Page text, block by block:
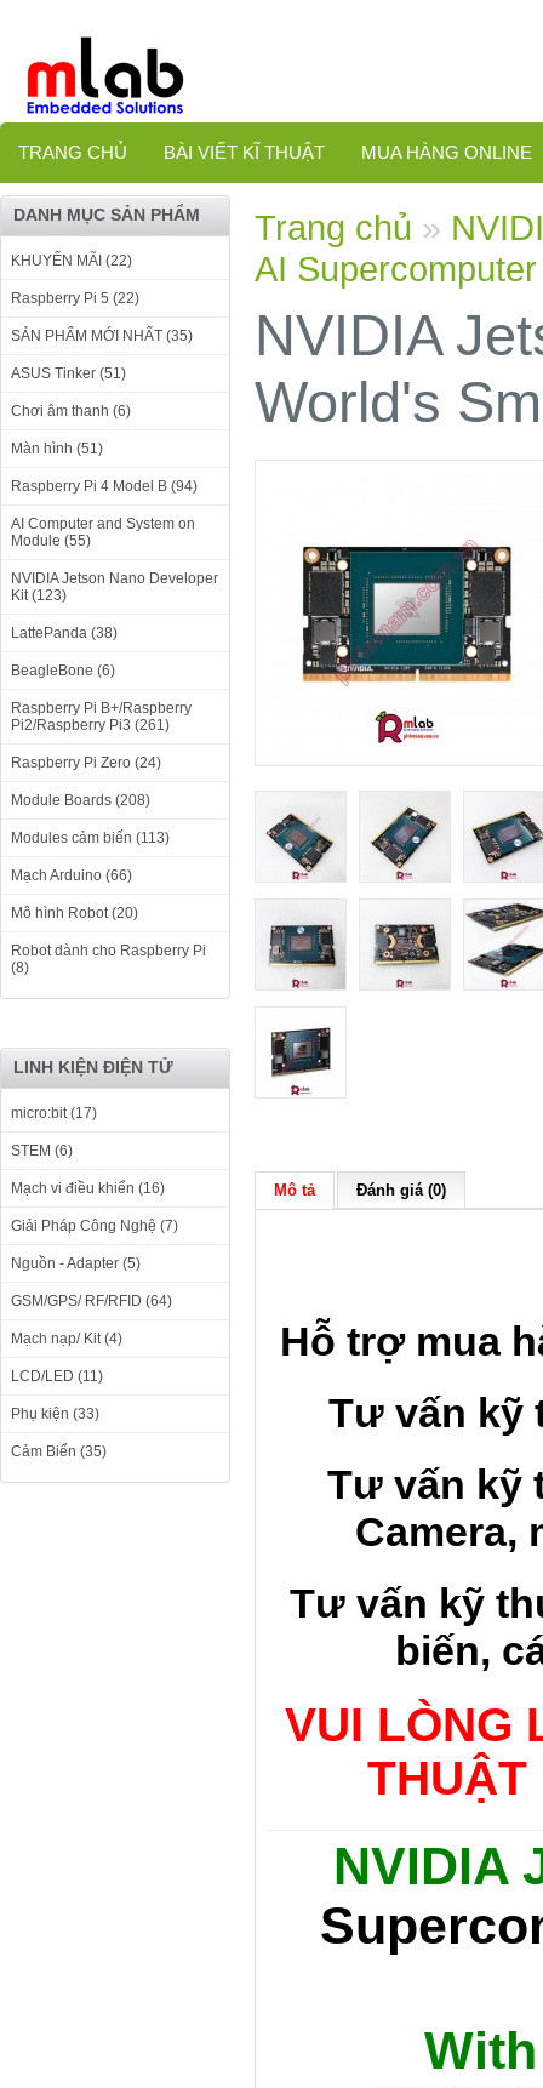
TRANG CHỦ BÀI VIẾT KĨ THUẬT MUA HÀNG ONLINE
DANH MỤC SẢN PHẨM
KHUYẾN MÃI (22)
Raspberry Pi 5 (22)
SẢN PHẨM MỚI NHẤT (35)
ASUS Tinker (51)
Chơi âm thanh (6)
Màn hình (51)
Raspberry Pi 4 Model B (94)
AI Computer and System on
Module (55)
NVIDIA Jetson Nano Developer
Kit (123)
LattePanda (38)
BeagleBone (6)
Raspberry Pi B+/Raspberry
Pi2/Raspberry Pi3 (261)
Raspberry Pi Zero (24)
Module Boards (208)
Modules cảm biến (113)
Mạch Arduino (66)
Mô hình Robot (20)
Robot dành cho Raspberry Pi
(8)
LINH KIỆN ĐIỆN TỬ
micro:bit (17)
STEM (6)
Mạch vi điều khiển (16)
Giải Pháp Công Nghệ (7)
Nguồn - Adapter (5)
GSM/GPS/ RF/RFID (64)
Mạch nạp/ Kit (4)
LCD/LED (11)
Phụ kiện (33)
Cảm Biến (35)
Trang chủ »
AI Supercomputer
NVIDIA
World's
Mô tả Đánh giá (0)
Hỗ trợ mua
Tư vấn kỹ
Tư vấn kỹ
Camera,
Tư vấn kỹ
biến,
VUI LÒNG
NVIDIA